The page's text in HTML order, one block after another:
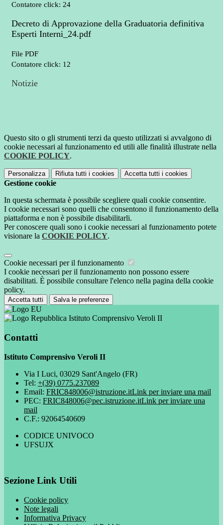
Contatore click: 24
Decreto di Approvazione della Graduatoria definitiva
Esperti Interni_24.pdf
File PDF
Contatore click: 12
Notizie
Questo sito o gli strumenti terzi da questo utilizzati si avvalgono di
cookie necessari al funzionamento ed utili alle finalità illustrate nella
COOKIE POLICY.
Personalizza Rifiuta tutti i cookies Accetta tutti i cookies
Gestione cookie
In questa schermata è possibile scegliere quali cookie consentire.
I cookie necessari sono quelli che consentono il funzionamento della
piattaforma e non è possibile disabilitarli.
Per conoscere quali sono i cookie necessari al funzionamento potete
visionare la COOKIE POLICY.
Cookie necessari per il funzionamento
I cookie necessari per il funzionamento non possono essere
disabilitati. È possibile consultare l'elenco nella pagina della cookie
policy.
Accetta tutti Salva le preferenze
Istituto Comprensivo Veroli II
Contatti
Istituto Comprensivo Veroli II
Via I Luci, 03029 Sant'Angelo (FR)
Tel: +(39) 0775.237089
Email: FRIC848006@istruzione.itLink per inviare una mail
PEC: FRIC848006@pec.istruzione.itLink per inviare una
mail
C.F.: 92064540609
CODICE UNIVOCO
UFSUJX
Sezione Link Utili
Cookie policy
Note legali
Informativa Privacy